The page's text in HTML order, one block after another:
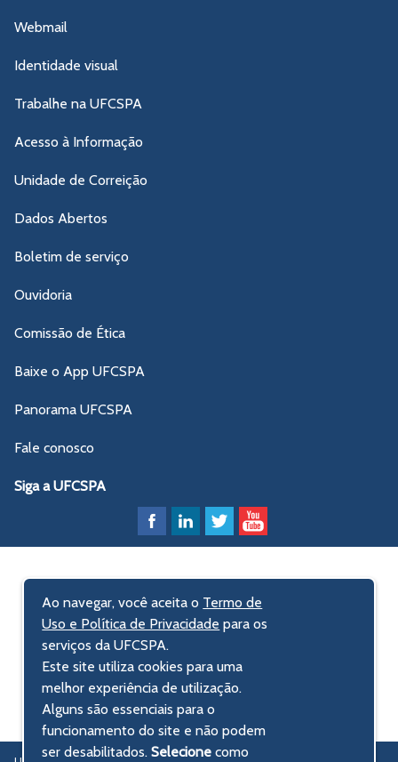
Webmail
Identidade visual
Trabalhe na UFCSPA
Acesso à Informação
Unidade de Correição
Dados Abertos
Boletim de serviço
Ouvidoria
Comissão de Ética
Baixe o App UFCSPA
Panorama UFCSPA
Fale conosco
Siga a UFCSPA
Ao navegar, você aceita o Termo de
Uso e Política de Privacidade para os
serviços da UFCSPA.
Este site utiliza cookies para uma
melhor experiência de utilização.
Alguns são essenciais para o
funcionamento do site e não podem
ser desabilitados.Selecionecomo